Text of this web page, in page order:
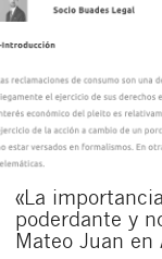
«La
poderdante y
Mateo Juan en